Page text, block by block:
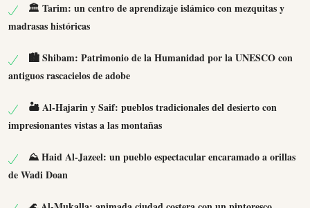
🏛 Tarim: un centro de aprendizaje islámico con mezquitas y
madrasas históricas
🏙 Shibam: Patrimonio de la Humanidad por la UNESCO con
antiguos rascacielos de adobe
🏜 Al-Hajarin y Saif: pueblos tradicionales del desierto con
impresionantes vistas a las montañas
⛰ Haid Al-Jazeel: un pueblo espectacular encaramado a orillas
de Wadi Doan